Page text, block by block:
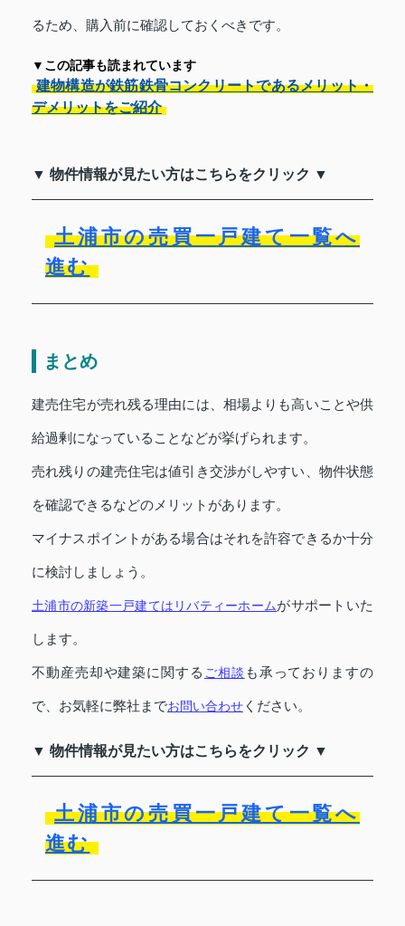
るため、購入前に確認しておくべきです。
▼この記事も読まれています
建物構造が鉄筋鉄骨コンクリートであるメリット・
デメリットをご紹介
▼ 物件情報が見たい方はこちらをクリック ▼
土浦市の売買一戸建て一覧へ
進む
まとめ
建売住宅が売れ残る理由には、相場よりも高いことや供
給過剰になっていることなどが挙げられます。
売れ残りの建売住宅は値引き交渉がしやすい、物件状態
を確認できるなどのメリットがあります。
マイナスポイントがある場合はそれを許容できるか十分
に検討しましょう。
土浦市の新築一戸建てはリバティーホームがサポートいた
します。
不動産売却や建築に関する ご相談 も承っておりますの
で、お気軽に弊社までお問い合わせ ください。
▼ 物件情報が見たい方はこちらをクリック ▼
土浦市の売買一戸建て一覧へ
進む